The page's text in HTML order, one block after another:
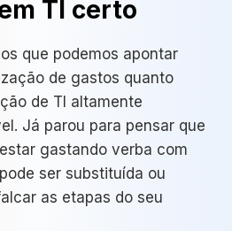
TI certo
que podemos apontar
de gastos quanto
de TI altamente
Já parou para pensar que
gastando verba com
ser substituída ou
as etapas do seu